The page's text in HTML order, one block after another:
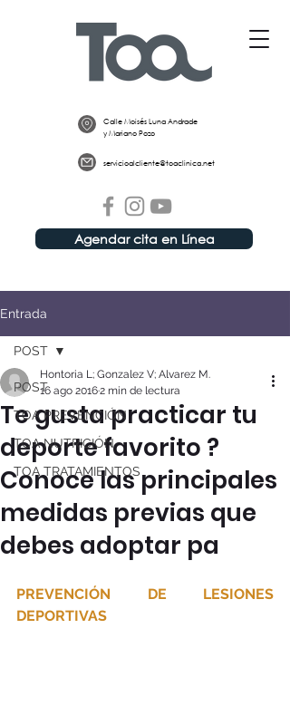
Calle Moisés Luna Andrade
y Mariano Pozo
servicioalcliente@toaclinica.net
Agendar cita en Línea
Entrada
POST
TOA PREVENCIÓN
TOA NUTRICIÓN
TOA TRATAMIENTOS
POST
Te gusta practicar tu
deporte favorito ?
Conoce las principales
medidas previas que
debes adoptar pa
Hontoria L; Gonzalez V; Alvarez M.
16 ago 20162 min de lectura
PREVENCIÓN DE LESIONES
DEPORTIVAS